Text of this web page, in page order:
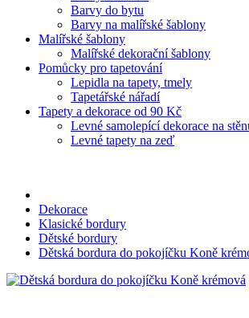
Barvy do bytu
Barvy na malířské šablony
Malířské šablony
Malířské dekorační šablony
Pomůcky pro tapetování
Lepidla na tapety, tmely
Tapetářské nářadí
Tapety a dekorace od 90 Kč
Levné samolepící dekorace na
Levné tapety na zeď
Dekorace
Klasické bordury
Dětské bordury
Dětská bordura do pokojíčku Koně